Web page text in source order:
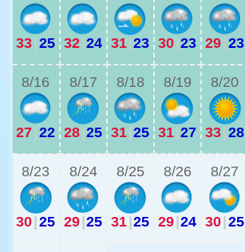
33|25 32|24 31|23 30|23 29|23
8/16
27|22
8/17
28|25
8/18
31|25
8/19
31|27
8/20
33|28
8/23
30|25
8/24
29|25
8/25
31|25
8/26
29|24
8/27
30|25